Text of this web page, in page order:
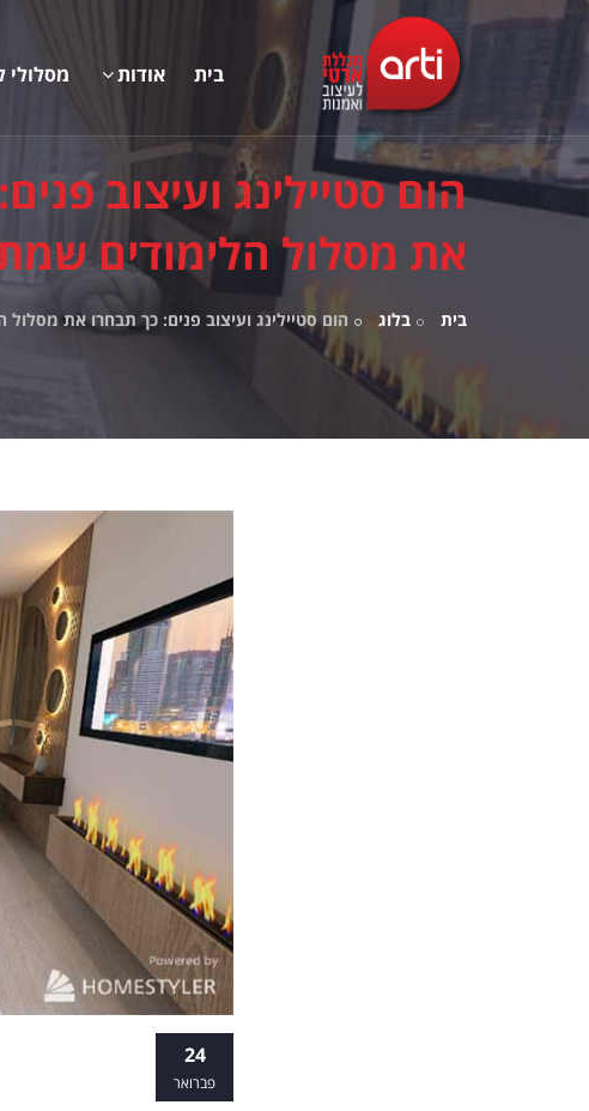
בית אודות מסלולי
הום סטיילינג ועיצוב
את מסלול הלימודים
בית בלוג הום סטיילינג ועיצוב פנים: כך תבחרו את
24
פברואר